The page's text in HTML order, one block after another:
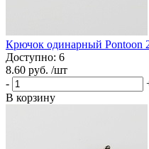
Крючок одинарный Pontoon
Доступно: 6
8.60 руб. /шт
-
В корзину